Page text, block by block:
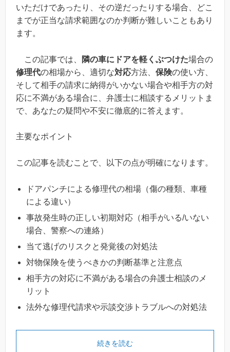
いただけであったり、その逆だったりする場合、どこ
までが正当な請求範囲なのか判断が難しいこともあり
ます。
この記事では、 隣の車にドアを軽くぶつけた場合の
修理代の相場から、適切な対応方法、 保険の使い方、
そして相手の請求に納得がいかない場合や相手方の対
応に不満がある場合に、弁護士に相談するメリットま
で、あなたの疑問や不安に徹底的に答えます。
主要なポイント
この記事を読むことで、以下の点が明確になります。
ドアパンチによる修理代の相場（傷の種類、車種
による違い）
事故発生時の正しい初期対応（相手がいる/いない
場合、警察への連絡）
当て逃げのリスクと発覚後の対処法
対物保険を使うべきかの判断基準と注意点
相手方の対応に不満がある場合の弁護士相談のメ
リット
法外な修理代請求や示談交渉トラブルへの対処法
続きを読む